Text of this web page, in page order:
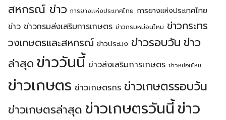
สหกรณ์ ข่าว การยางเเห่งประเทศไทย การยางแห่งประเทศไทย
ข่าว ข่าวกรมส่งเสริมการเกษตร ข่าวกรมหม่อนไหม ข่าวกระทร
วงเกษตรเเละสหกรณ์ ข่าวประมง ข่าวรอบวัน ข่าว
ล่าสุด ข่าววันนี้ ข่าวส่งเสริมการเกษตร ข่าวหม่อนไหม
ข่าวเกษตร ข่าวเกษตรกร ข่าวเกษตรรอบวัน
ข่าวเกษตรล่าสุด ข่าวเกษตรวันนี้ ข่าว